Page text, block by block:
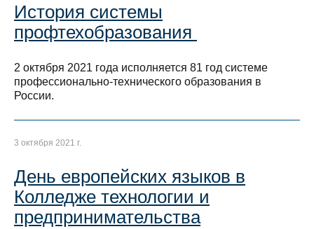
История системы
профтехобразования
2 октября 2021 года исполняется 81 год системе
профессионально-технического образования в
России.
3 октября 2021 г.
День европейских языков в
Колледже технологии и
предпринимательства